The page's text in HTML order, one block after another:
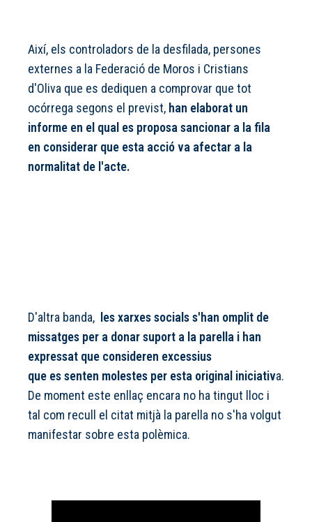
Així, els controladors de la desfilada, persones
externes a la Federació de Moros i Cristians
d'Oliva que es dediquen a comprovar que tot
ocórrega segons el previst, han elaborat un
informe en el qual es proposa sancionar a la fila
en considerar que esta acció va afectar a la
normalitat de l'acte.
D'altra banda,
les xarxes socials s'han omplit de
missatges per a donar suport a la parella i han
expressat que consideren excessius
que es senten molestes per esta original iniciativa.
De moment este enllaç encara no ha tingut lloc i
tal com recull el citat mitjà la parella no s'ha volgut
manifestar sobre esta polèmica.